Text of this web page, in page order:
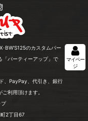
BW'S125のカスタムパー
「パーティーアップ」で
、PayPay、代引き、銀行
利用頂けます。
2丁目67
マイペー
ジ